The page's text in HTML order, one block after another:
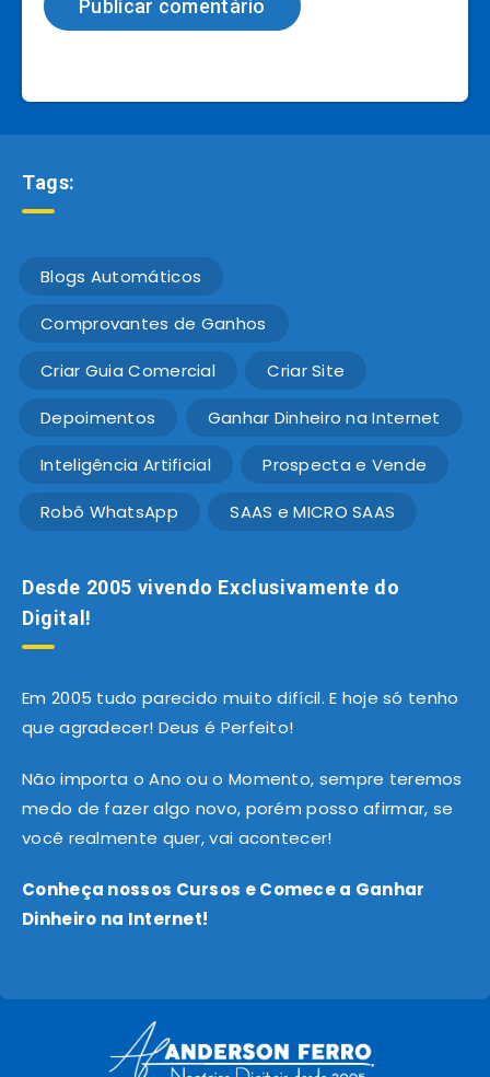
Tags:
Blogs Automáticos
Comprovantes de Ganhos
Criar Guia Comercial Criar Site
Depoimentos Ganhar Dinheiro na Internet
Inteligência Artificial Prospecta e Vende
Robô WhatsApp SAAS e MICRO SAAS
Desde 2005 vivendo Exclusivamente do
Digital!
Em 2005 tudo parecido muito difícil. E hoje só tenho
que agradecer! Deus é Perfeito!
Não importa o Ano ou o Momento, sempre teremos
medo de fazer algo novo, porém posso afirmar, se
você realmente quer, vai acontecer!
Conheça nossos Cursos e Comece a Ganhar
Dinheiro na Internet!